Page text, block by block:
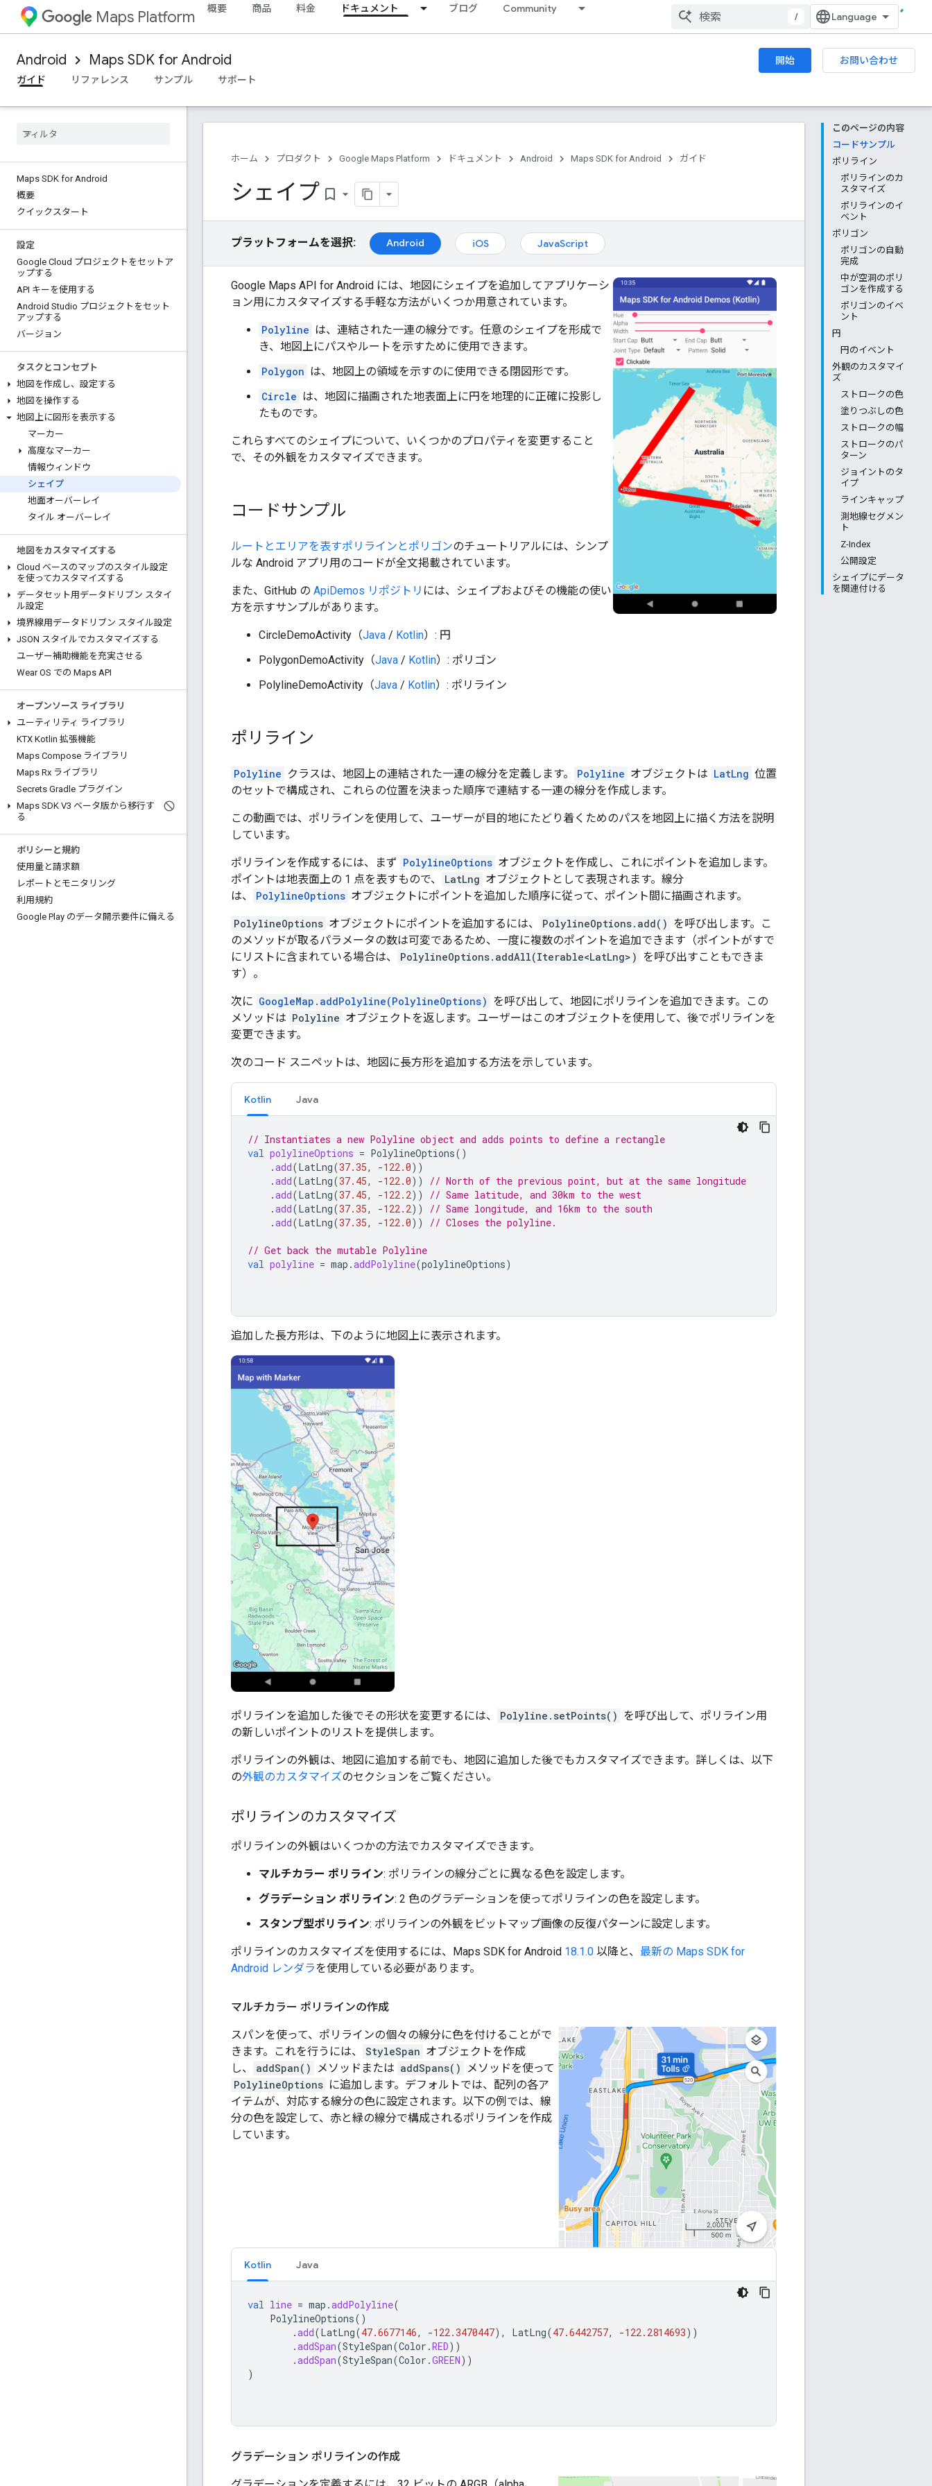
Maps Platform 概要 商品 料金 ドキュメント ブログ Community
/
Android Maps SDK for Android 開始
お問い合わせ
ガイド
リファレンス サンプル サポート
Maps SDK for Android
概要
クイックスタート
設定
Google Cloud プロジェクトをセットア
ップする
API キーを使用する
Android Studio プロジェクトをセット
アップする
バージョン
タスクとコンセプト
地図を作成し、設定する
地図を操作する
地図上に図形を表示する
マーカー
高度なマーカー
情報ウィンドウ
シェイプ
地面オーバーレイ
タイル オーバーレイ
地図をカスタマイズする
Cloud ベースのマップのスタイル設定
を使ってカスタマイズする
データセット用データドリブン スタイ
ル設定
境界線用データドリブン スタイル設定
JSON スタイルでカスタマイズする
ユーザー補助機能を充実させる
Wear OS での Maps API
オープンソース ライブラリ
ユーティリティ ライブラリ
KTX Kotlin 拡張機能
Maps Compose ライブラリ
Maps Rx ライブラリ
Secrets Gradle プラグイン
Maps SDK V3 ベータ版から移行す
る
ポリシーと規約
使用量と請求額
レポートとモニタリング
利用規約
Google Play のデータ開示要件に備える
このページの内容
コードサンプル
ポリライン
ポリラインのカ
スタマイズ
ポリラインのイ
ベント
ポリゴン
ポリゴンの自動
完成
中が空洞のポリ
ゴンを作成する
ポリゴンのイベ
ント
円
円のイベント
外観のカスタマイ
ズ
ストロークの色
塗りつぶしの色
ストロークの幅
ストロークのパ
ターン
ジョイントのタ
イプ
ラインキャップ
測地線セグメン
ト
Z-Index
公開設定
シェイプにデータ
を関連付ける
ホーム プロダクト Google Maps Platform ドキュメント Android Maps SDK for Android ガイド
シェイプ bookmark_border
プラットフォームを選択: Android iOS JavaScript
Google Maps API for Android には、地図にシェイプを追加してアプリケーシ
ョン用にカスタマイズする手軽な方法がいくつか用意されています。
Polyline は、連結された一連の線分です。任意のシェイプを形成で
き、地図上にパスやルートを示すために使用できます。
Polygon は、地図上の領域を示すのに使用できる閉図形です。
Circle は、地図に描画された地表面上に円を地理的に正確に投影し
たものです。
これらすべてのシェイプについて、いくつかのプロパティを変更すること
で、その外観をカスタマイズできます。
コードサンプル
ルートとエリアを表すポリラインとポリゴンのチュートリアルには、シンプ
ルな Android アプリ用のコードが全文掲載されています。
また、GitHub の ApiDemos リポジトリ には、シェイプおよびその機能の使い
方を示すサンプルがあります。
CircleDemoActivity（Java / Kotlin）: 円
PolygonDemoActivity（Java / Kotlin）: ポリゴン
PolylineDemoActivity（Java / Kotlin）: ポリライン
ポリライン
Polyline クラスは、地図上の連結された一連の線分を定義します。 Polyline オブジェクトは LatLng 位置
のセットで構成され、これらの位置を決まった順序で連結する一連の線分を作成します。
この動画では、ポリラインを使用して、ユーザーが目的地にたどり着くためのパスを地図上に描く方法を説明
しています。
ポリラインを作成するには、まず PolylineOptions オブジェクトを作成し、これにポイントを追加します。
ポイントは地表面上の 1 点を表すもので、
LatLng オブジェクトとして表現されます。線分
は、
PolylineOptions オブジェクトにポイントを追加した順序に従って、ポイント間に描画されます。
PolylineOptions オブジェクトにポイントを追加するには、 PolylineOptions.add() を呼び出します。こ
のメソッドが取るパラメータの数は可変であるため、一度に複数のポイントを追加できます（ポイントがすで
にリストに含まれている場合は、
PolylineOptions.addAll(Iterable<LatLng>) を呼び出すこともできま
す）。
次に GoogleMap.addPolyline(PolylineOptions) を呼び出して、地図にポリラインを追加できます。この
メソッドは Polyline オブジェクトを返します。ユーザーはこのオブジェクトを使用して、後でポリラインを
変更できます。
次のコード スニペットは、地図に長方形を追加する方法を示しています。
Kotlin Java
// Instantiates a new Polyline object and adds points to define a rectangle
val polylineOptions = PolylineOptions()
.add(LatLng(37.35, -122.0))
.add(LatLng(37.45, -122.0))
// North of the previous point, but at the same longitude
.add(LatLng(37.45, -122.2))
// Same latitude, and 30km to the west
.add(LatLng(37.35, -122.2))
// Same longitude, and 16km to the south
.add(LatLng(37.35, -122.0)) // Closes the polyline.
// Get back the mutable Polyline
val polyline = map .addPolyline(polylineOptions)
追加した長方形は、下のように地図上に表示されます。
ポリラインを追加した後でその形状を変更するには、 Polyline.setPoints() を呼び出して、ポリライン用
の新しいポイントのリストを提供します。
ポリラインの外観は、地図に追加する前でも、地図に追加した後でもカスタマイズできます。詳しくは、以下
の外観のカスタマイズのセクションをご覧ください。
ポリラインのカスタマイズ
ポリラインの外観はいくつかの方法でカスタマイズできます。
マルチカラー ポリライン: ポリラインの線分ごとに異なる色を設定します。
グラデーション ポリライン: 2 色のグラデーションを使ってポリラインの色を設定します。
スタンプ型ポリライン: ポリラインの外観をビットマップ画像の反復パターンに設定します。
ポリラインのカスタマイズを使用するには、Maps SDK for Android 18.1.0 以降と、 最新の Maps SDK for
Android レンダラを使用している必要があります。
マルチカラー ポリラインの作成
スパンを使って、ポリラインの個々の線分に色を付けることがで
きます。これを行うには、
StyleSpan オブジェクトを作成
し、
addSpan() メソッドまたは addSpans()
メソッドを使って
PolylineOptions に追加します。デフォルトでは、配列の各ア
イテムが、対応する線分の色に設定されます。以下の例では、線
分の色を設定して、赤と緑の線分で構成されるポリラインを作成
しています。
Kotlin Java
val line = map .addPolyline(
PolylineOptions()
.add(LatLng(47.6677146, -122.3470447), LatLng(47.6442757, -122.2814693))
.addSpan(StyleSpan(Color .RED))
.addSpan(StyleSpan(Color .GREEN))
)
グラデーション ポリラインの作成